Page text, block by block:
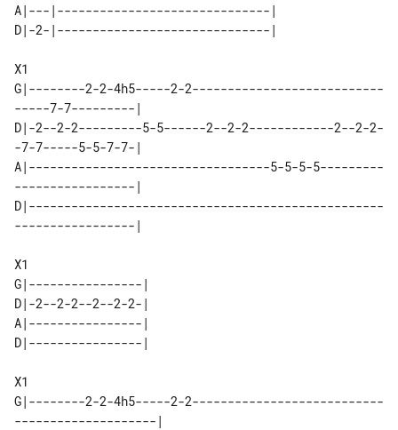
A|---|------------------------------|
D|-2-|------------------------------|
X1
G|--------2-2-4h5-----2-2---------------------------
-----7-7---------|
D|-2--2-2---------5-5------2--2-2------------2--2-2-
-7-7-----5-5-7-7-|
A|----------------------------------5-5-5-5---------
-----------------|
D|--------------------------------------------------
-----------------|
X1
G|----------------|
D|-2--2-2--2--2-2-|
A|----------------|
D|----------------|
X1
G|--------2-2-4h5-----2-2---------------------------
--------------------|